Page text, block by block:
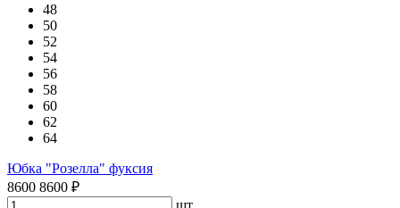
48
50
52
54
56
58
60
62
64
Юбка "Розелла" фуксия
8600 8600 ₽
шт